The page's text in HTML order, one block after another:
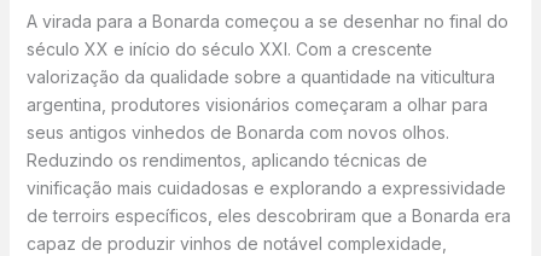
A virada para a Bonarda começou a se desenhar no final do
século XX e início do século XXI. Com a crescente
valorização da qualidade sobre a quantidade na viticultura
argentina, produtores visionários começaram a olhar para
seus antigos vinhedos de Bonarda com novos olhos.
Reduzindo os rendimentos, aplicando técnicas de
vinificação mais cuidadosas e explorando a expressividade
de terroirs específicos, eles descobriram que a Bonarda era
capaz de produzir vinhos de notável complexidade,